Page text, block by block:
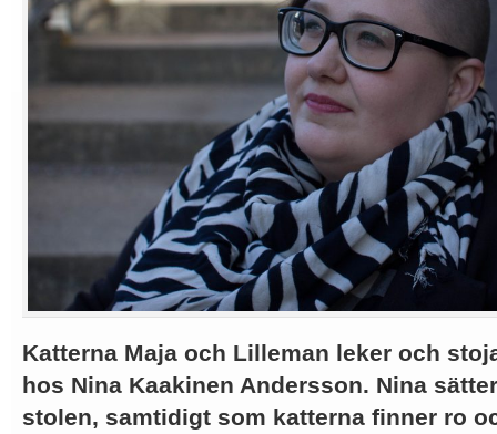
Katterna Maja och Lilleman leker och
hos Nina Kaakinen Andersson. Nina
stolen, samtidigt som katterna finner ro